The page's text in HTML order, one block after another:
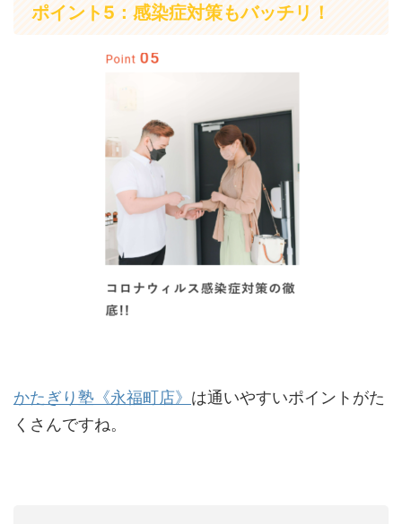
ポイント5：感染症対策もバッチリ！
かたぎり塾《永福町店》 は通いやすいポイントがた
くさんですね。